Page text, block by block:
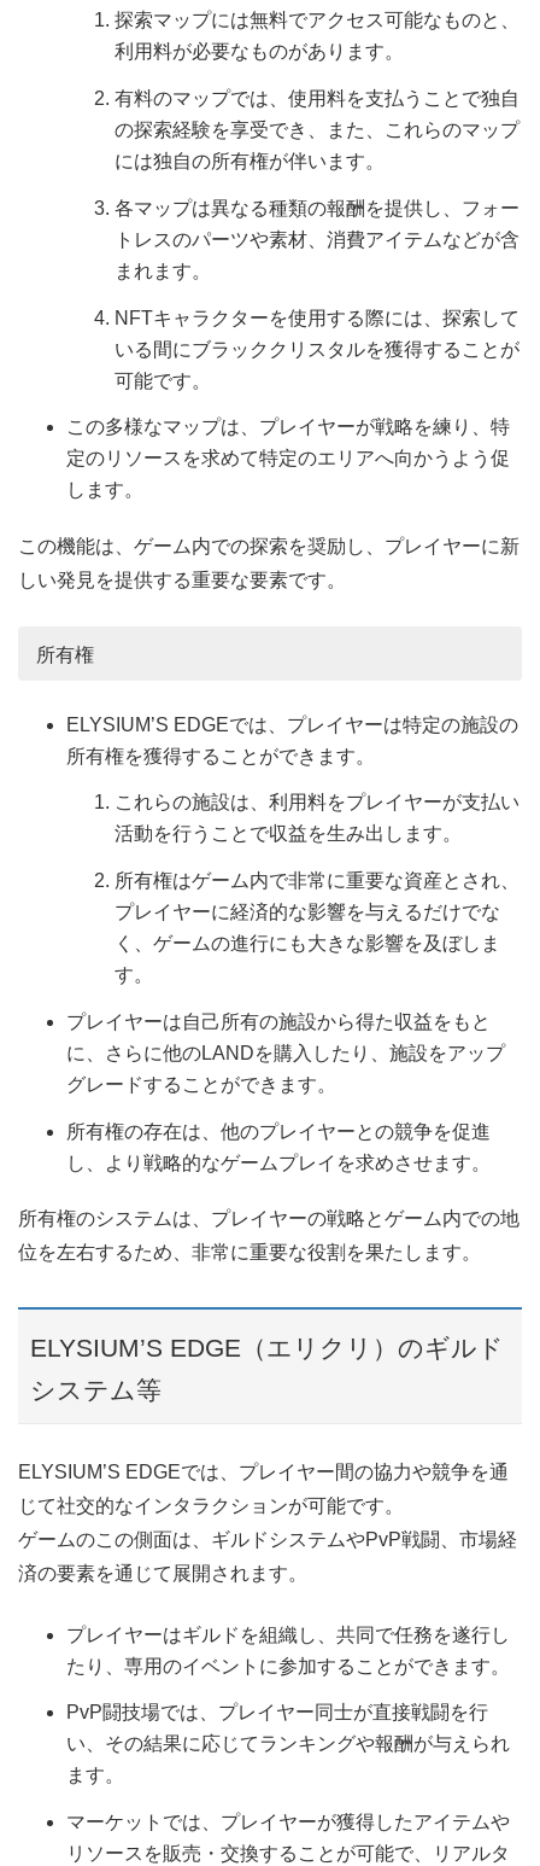
探索マップには無料でアクセス可能なものと、
利用料が必要なものがあります。
有料のマップでは、使用料を支払うことで独自
の探索経験を享受でき、また、これらのマップ
には独自の所有権が伴います。
各マップは異なる種類の報酬を提供し、フォー
トレスのパーツや素材、消費アイテムなどが含
まれます。
NFTキャラクターを使用する際には、探索して
いる間にブラッククリスタルを獲得することが
可能です。
この多様なマップは、プレイヤーが戦略を練り、特
定のリソースを求めて特定のエリアへ向かうよう促
します。
この機能は、ゲーム内での探索を奨励し、プレイヤーに新
しい発見を提供する重要な要素です。
所有権
ELYSIUM’S EDGEでは、プレイヤーは特定の施設の
所有権を獲得することができます。
これらの施設は、利用料をプレイヤーが支払い
活動を行うことで収益を生み出します。
所有権はゲーム内で非常に重要な資産とされ、
プレイヤーに経済的な影響を与えるだけでな
く、ゲームの進行にも大きな影響を及ぼしま
す。
プレイヤーは自己所有の施設から得た収益をもと
に、さらに他のLANDを購入したり、施設をアップ
グレードすることができます。
所有権の存在は、他のプレイヤーとの競争を促進
し、より戦略的なゲームプレイを求めさせます。
所有権のシステムは、プレイヤーの戦略とゲーム内での地
位を左右するため、非常に重要な役割を果たします。
ELYSIUM’S EDGE（エリクリ）のギルド
システム等
ELYSIUM’S EDGEでは、プレイヤー間の協力や競争を通
じて社交的なインタラクションが可能です。
ゲームのこの側面は、ギルドシステムやPvP戦闘、市場経
済の要素を通じて展開されます。
プレイヤーはギルドを組織し、共同で任務を遂行し
たり、専用のイベントに参加することができます。
PvP闘技場では、プレイヤー同士が直接戦闘を行
い、その結果に応じてランキングや報酬が与えられ
ます。
マーケットでは、プレイヤーが獲得したアイテムや
リソースを販売・交換することが可能で、リアルタ